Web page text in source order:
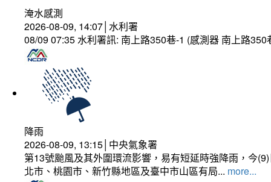
淹水感測
2026-08-09, 14:07│水利署
08/09 07:35 水利署訊: 南上路350巷-1 (感測器 南上路
降雨
2026-08-09, 13:15│中央氣象署
第13號颱風及其外圍環流影響，易有短延時強降雨，今
北市、桃園市、新竹縣地區及臺中市山區有局... more...